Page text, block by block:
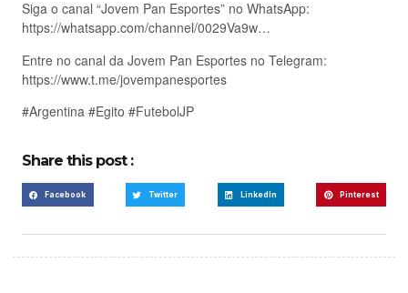
Siga o canal “Jovem Pan Esportes” no WhatsApp:
https://whatsapp.com/channel/0029Va9w…
Entre no canal da Jovem Pan Esportes no Telegram:
https://www.t.me/jovempanesportes
#Argentina #Egito #FutebolJP
Share this post :
Facebook Twitter LinkedIn Pinterest